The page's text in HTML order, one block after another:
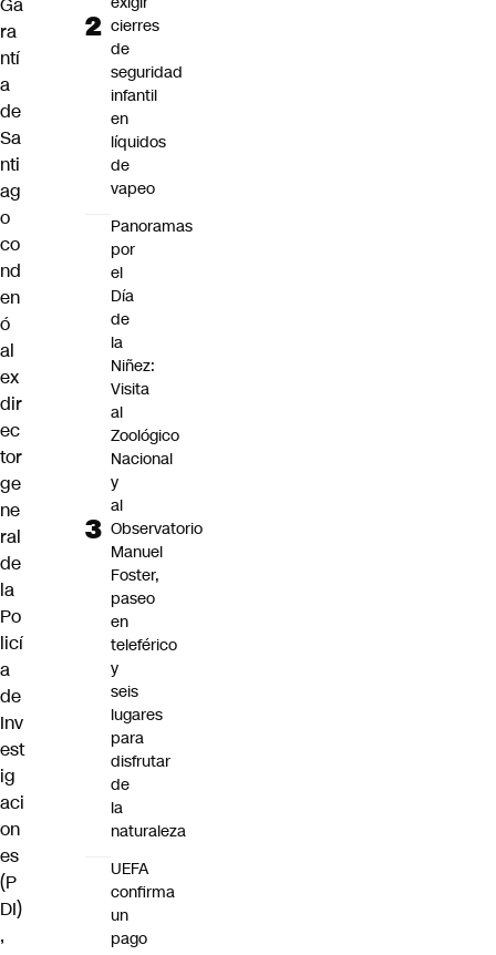
ra
ntí
a
de
Sa
nti
ag
o
co
nd
en
ó
al
ex
dir
ec
tor
ge
ne
ral
de
la
Po
licí
a
de
Inv
est
ig
aci
on
es
(P
DI)
,
cierres
de
seguridad
infantil
en
líquidos
de
vapeo
Panoramas
por
el
Día
de
la
Niñez:
Visita
al
Zoológico
Nacional
y
al
Observatorio
Manuel
Foster,
paseo
en
teleférico
y
seis
lugares
para
disfrutar
de
la
naturaleza
UEFA
confirma
un
pago